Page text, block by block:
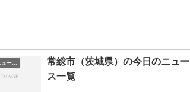
茨城県のニュース一覧
常総市（茨城県）の今日のニュー
ス一覧